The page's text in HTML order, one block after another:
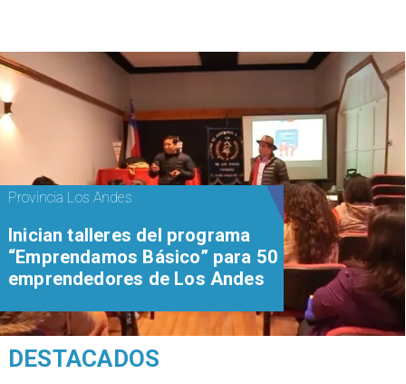
Provincia Los Andes
Inician talleres del programa
“Emprendamos Básico” para 50
emprendedores de Los Andes
DESTACADOS